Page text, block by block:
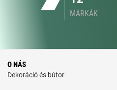
MÁRKÁK
O NÁS
Dekoráció és bútor